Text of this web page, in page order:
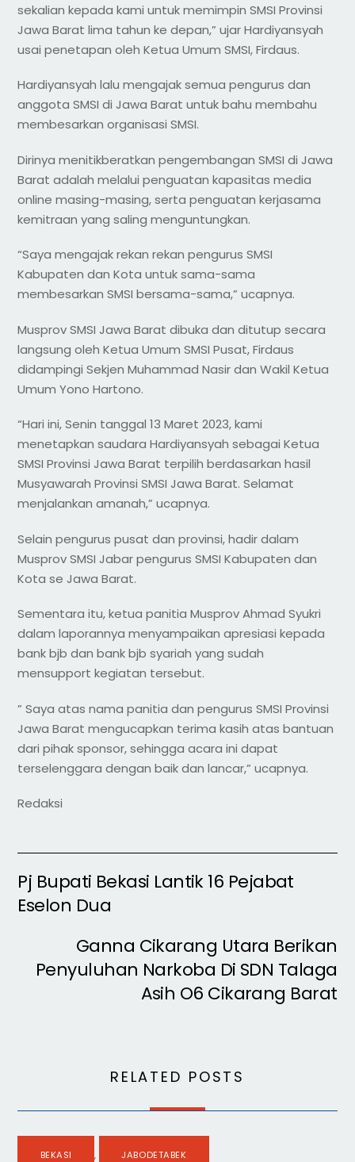
sekalian kepada kami untuk memimpin SMSI Provinsi
Jawa Barat lima tahun ke depan,” ujar Hardiyansyah
usai penetapan oleh Ketua Umum SMSI, Firdaus.
Hardiyansyah lalu mengajak semua pengurus dan
anggota SMSI di Jawa Barat untuk bahu membahu
membesarkan organisasi SMSI.
Dirinya menitikberatkan pengembangan SMSI di Jawa
Barat adalah melalui penguatan kapasitas media
online masing-masing, serta penguatan kerjasama
kemitraan yang saling menguntungkan.
“Saya mengajak rekan rekan pengurus SMSI
Kabupaten dan Kota untuk sama-sama
membesarkan SMSI bersama-sama,” ucapnya.
Musprov SMSI Jawa Barat dibuka dan ditutup secara
langsung oleh Ketua Umum SMSI Pusat, Firdaus
didampingi Sekjen Muhammad Nasir dan Wakil Ketua
Umum Yono Hartono.
“Hari ini, Senin tanggal 13 Maret 2023, kami
menetapkan saudara Hardiyansyah sebagai Ketua
SMSI Provinsi Jawa Barat terpilih berdasarkan hasil
Musyawarah Provinsi SMSI Jawa Barat. Selamat
menjalankan amanah,” ucapnya.
Selain pengurus pusat dan provinsi, hadir dalam
Musprov SMSI Jabar pengurus SMSI Kabupaten dan
Kota se Jawa Barat.
Sementara itu, ketua panitia Musprov Ahmad Syukri
dalam laporannya menyampaikan apresiasi kepada
bank bjb dan bank bjb syariah yang sudah
mensupport kegiatan tersebut.
” Saya atas nama panitia dan pengurus SMSI Provinsi
Jawa Barat mengucapkan terima kasih atas bantuan
dari pihak sponsor, sehingga acara ini dapat
terselenggara dengan baik dan lancar,” ucapnya.
Redaksi
Pj Bupati Bekasi Lantik 16 Pejabat
Eselon Dua
Ganna Cikarang Utara Berikan
Penyuluhan Narkoba Di SDN Talaga
Asih O6 Cikarang Barat
RELATED POSTS
BEKASI , JABODETABEK